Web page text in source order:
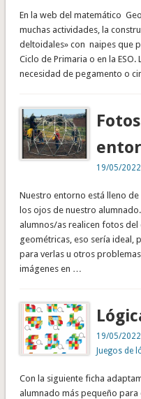
En la web del matemático
muchas actividades, la
deltoidales» con naipes que
Ciclo de Primaria o en la ESO.
necesidad de pegamento o
19/05/2022
Nuestro entorno está lleno
los ojos de nuestro
alumnos/as realicen fotos
geométricas, eso sería ideal,
para verlas u otros
imágenes en …
19/05/2022
Juegos de
Con la siguiente ficha
alumnado más pequeño para